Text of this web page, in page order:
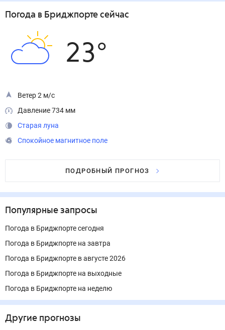
Погода в Бриджпорте сейчас
23°
Ветер 2 м/с
Давление 734 мм
Старая луна
Спокойное магнитное поле
ПОДРОБНЫЙ ПРОГНОЗ
Популярные запросы
Погода в Бриджпорте сегодня
Погода в Бриджпорте на завтра
Погода в Бриджпорте в августе 2026
Погода в Бриджпорте на выходные
Погода в Бриджпорте на неделю
Другие прогнозы